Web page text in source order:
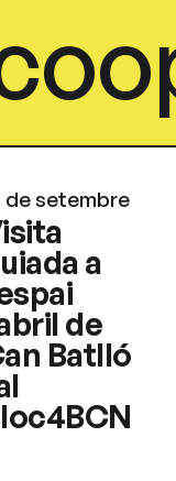
de setembre
a
de
Batlló